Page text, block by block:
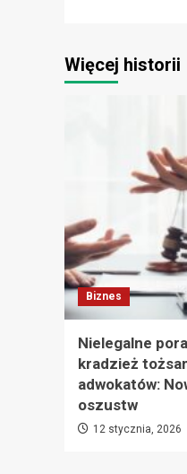
Więcej historii
Biznes
Nielegalne
kradzież
adwokatów:
oszustw
12 stycznia, 2026